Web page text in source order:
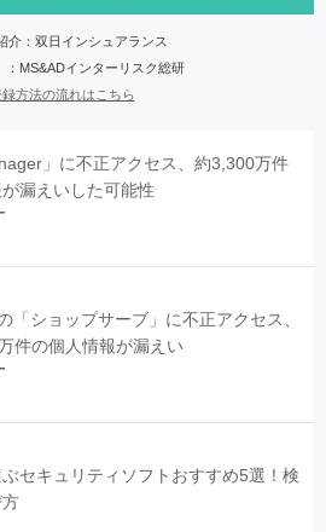
介：双日インシュアランス
インターリスク総研
録方法の流れはこちら
」に不正アクセス、約3,300万件
漏えいした可能性
「ショップサーブ」に不正アクセス、
件の個人情報が漏えい
セキュリティソフトおすすめ5選！検